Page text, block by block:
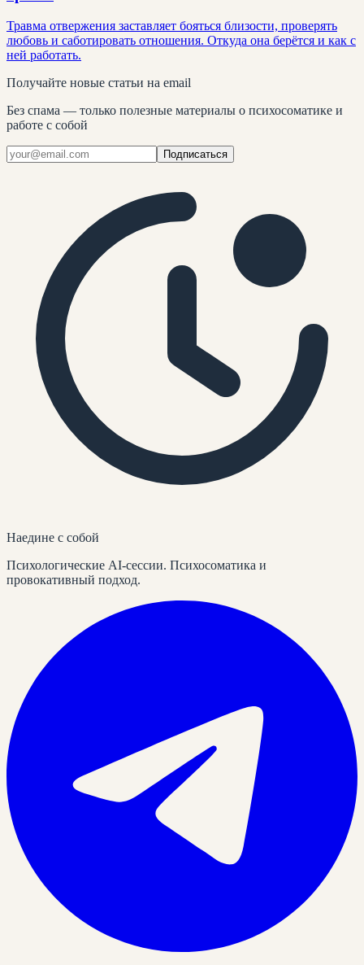
Травма отвержения заставляет бояться близости, проверять
любовь и саботировать отношения. Откуда она берётся и как с
ней работать.
Получайте новые статьи на email
Без спама — только полезные материалы о психосоматике и
работе с собой
Подписаться
Наедине с собой
Психологические AI-сессии. Психосоматика и
провокативный подход.